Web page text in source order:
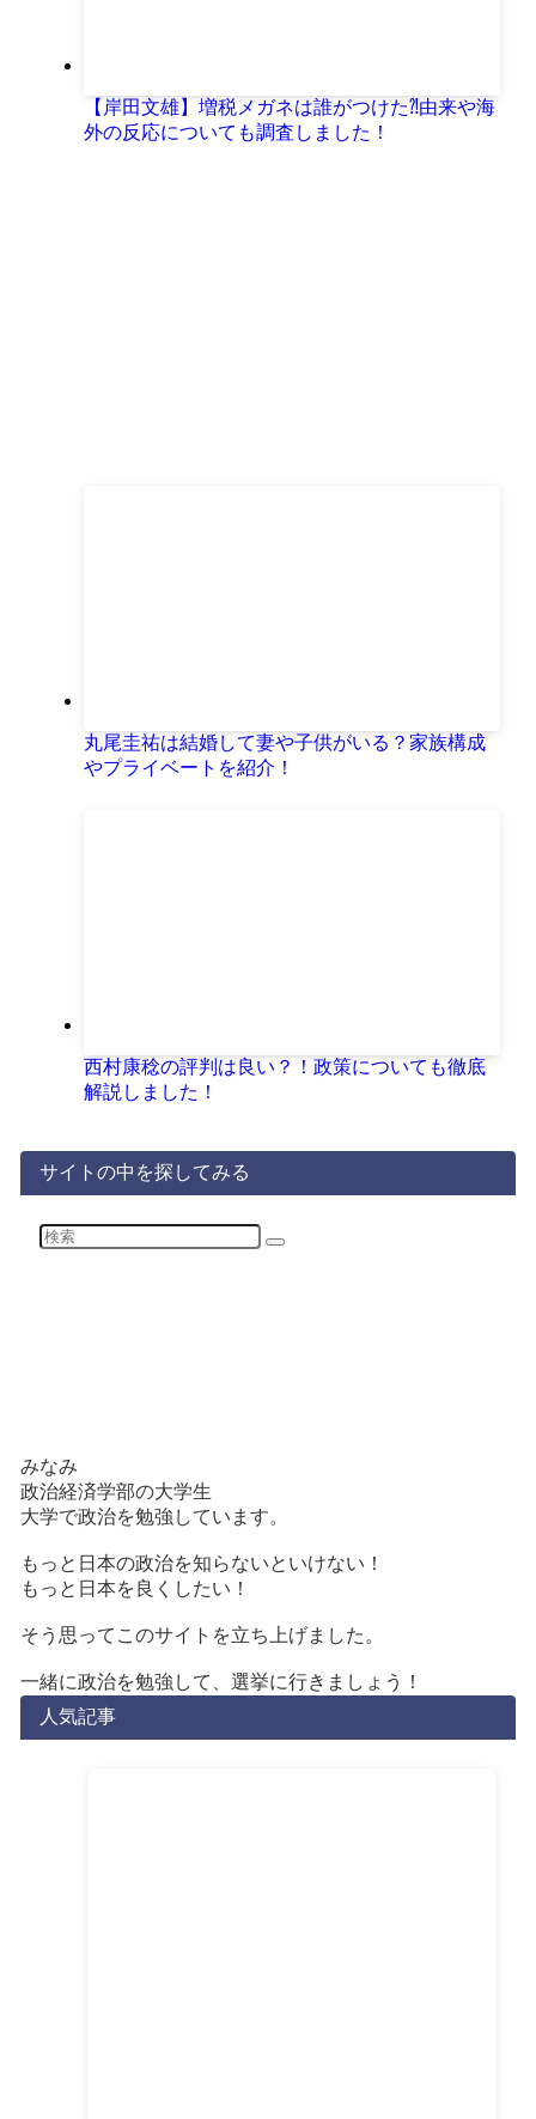
【岸田文雄】増税メガネは誰がつけた⁈由来や海
外の反応についても調査しました！
丸尾圭祐は結婚して妻や子供がいる？家族構成
やプライベートを紹介！
西村康稔の評判は良い？！政策についても徹底
解説しました！
サイトの中を探してみる
みなみ
政治経済学部の大学生
大学で政治を勉強しています。
もっと日本の政治を知らないといけない！
もっと日本を良くしたい！
そう思ってこのサイトを立ち上げました。
一緒に政治を勉強して、選挙に行きましょう！
人気記事